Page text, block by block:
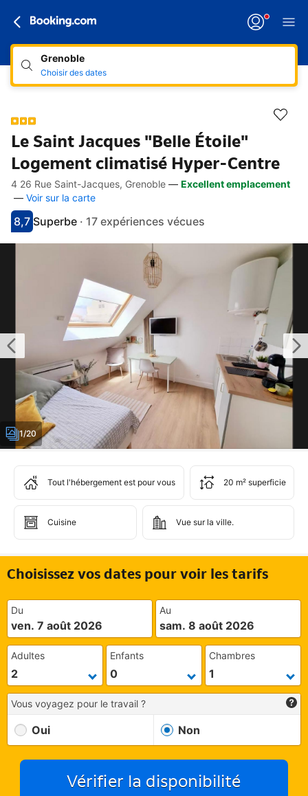
Grenoble
Choisir des dates
Le Saint Jacques "Belle Étoile"
Logement climatisé Hyper-Centre
Accès rapides
Aller à la description
Aller aux équipements
Aller aux hébergements
Aller aux conditions
4 26 Rue Saint-Jacques, Grenoble — Excellent emplacement
— Voir sur la carte
Avec une note de 8.7
8,7
superbeSuperbe · 17 expériences vécues
1/20
Tout l'hébergement est pour vous 20 m² superficie
Cuisine Vue sur la ville.
Choisissez vos dates pour voir les tarifs
Du
ven. 7 août 2026
Au
sam. 8 août 2026
Adultes Enfants Chambres
Vous voyagez pour le travail ?
Oui Non
Vérifier la disponibilité